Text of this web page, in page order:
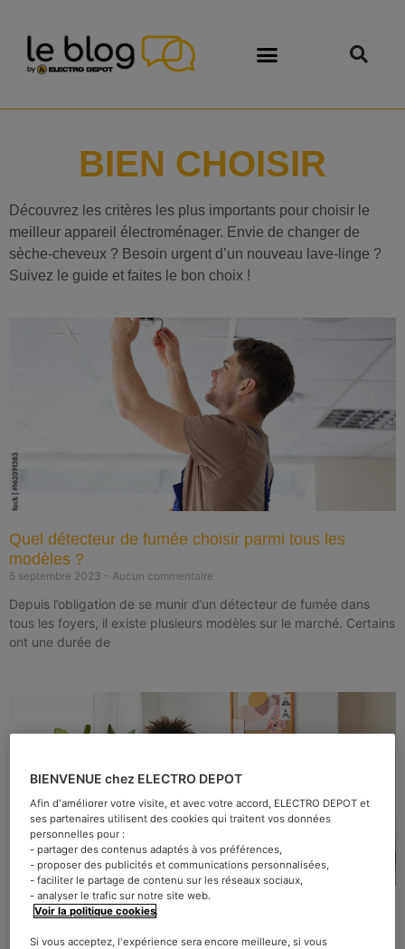
BIEN CHOISIR
Découvrez les critères les plus importants pour choisir le
meilleur appareil électroménager. Envie de changer de
sèche-cheveux ? Besoin urgent d’un nouveau lave-linge ?
Suivez le guide et faites le bon choix !
Quel détecteur de fumée choisir parmi tous les
modèles ?
5 septembre 2023 Aucun commentaire
Depuis l’obligation de se munir d’un détecteur de fumée dans
tous les foyers, il existe plusieurs modèles sur le marché. Certains
ont une durée de
Ventilateur, comment bien choisir ?
BIENVENUE chez ELECTRO DEPOT
Afin d'améliorer votre visite, et avec votre accord, ELECTRO DEPOT et
ses partenaires utilisent des cookies qui traitent vos données
personnelles pour :
- partager des contenus adaptés à vos préférences,
- proposer des publicités et communications personnalisées,
- faciliter le partage de contenu sur les réseaux sociaux,
- analyser le trafic sur notre site web.
Voir la politique cookies.
Si vous acceptez, l'expérience sera encore meilleure, si vous